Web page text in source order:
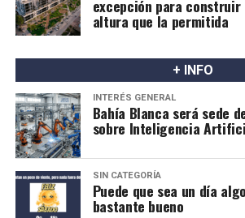
excepción para
altura que la permitida
+ INFO
INTERÉS GENERAL
Bahía Blanca será sede
sobre Inteligencia
SIN CATEGORÍA
Puede que sea un día
bastante bueno